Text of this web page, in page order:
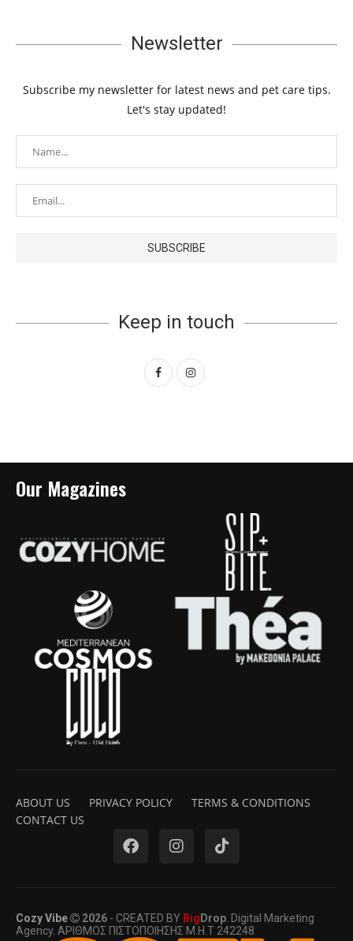
Newsletter
Subscribe my newsletter for latest news and pet care tips.
Let's stay updated!
Keep in touch
Our Magazines
ABOUT US PRIVACY POLICY
TERMS & CONDITIONS
CONTACT US
Cozy Vibe 2026 - CREATED BY Big Drop . Digital Marketing
Agency. ΑΡΙΘΜΟΣ ΠΙΣΤΟΠΟΙΗΣΗΣ Μ.Η.Τ 242248